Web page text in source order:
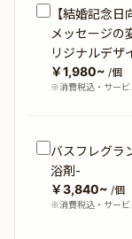
【結婚記念
メッセージの
リジナルデザ
￥1,980~ /個
※消費税込・サービ
バスフレグラ
浴剤-
￥3,840~ /個
※消費税込・サービ